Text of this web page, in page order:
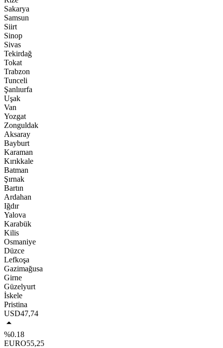
Sakarya
Samsun
Siirt
Sinop
Sivas
Tekirdağ
Tokat
Trabzon
Tunceli
Şanlıurfa
Uşak
Van
Yozgat
Zonguldak
Aksaray
Bayburt
Karaman
Kırıkkale
Batman
Şırnak
Bartın
Ardahan
Iğdır
Yalova
Karabük
Kilis
Osmaniye
Düzce
Lefkoşa
Gazimağusa
Girne
Güzelyurt
İskele
Pristina
USD47,74
%0.18
EURO55,25